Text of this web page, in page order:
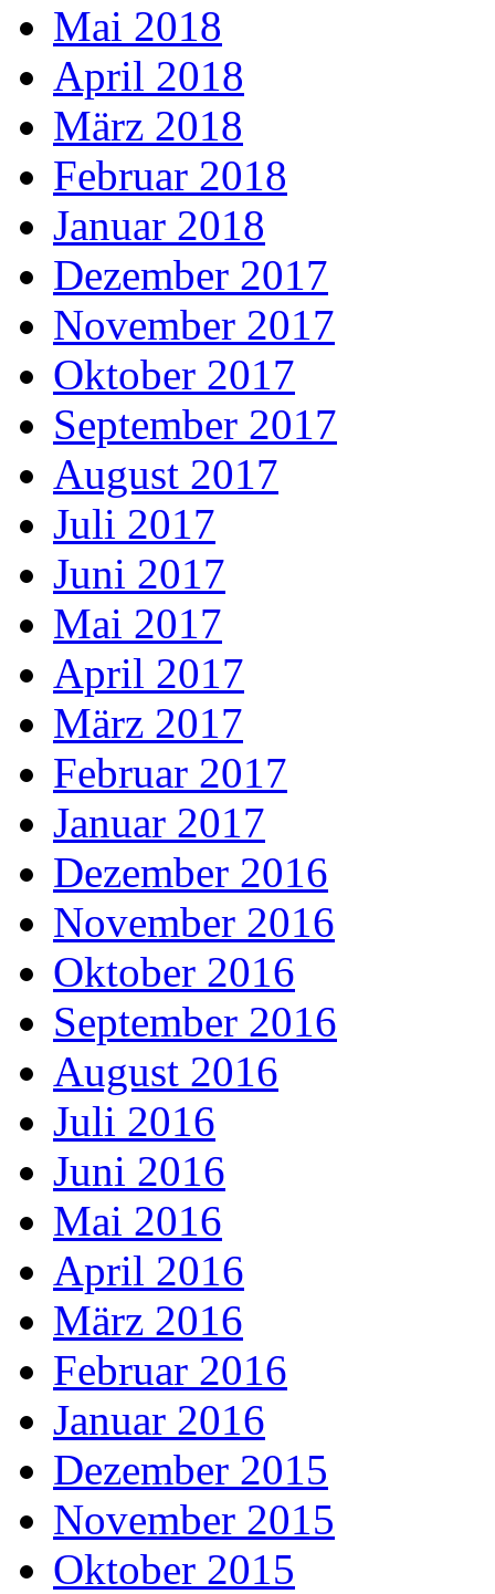
Mai 2018
April 2018
März 2018
Februar 2018
Januar 2018
Dezember 2017
November 2017
Oktober 2017
September 2017
August 2017
Juli 2017
Juni 2017
Mai 2017
April 2017
März 2017
Februar 2017
Januar 2017
Dezember 2016
November 2016
Oktober 2016
September 2016
August 2016
Juli 2016
Juni 2016
Mai 2016
April 2016
März 2016
Februar 2016
Januar 2016
Dezember 2015
November 2015
Oktober 2015